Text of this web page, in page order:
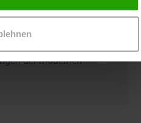
Leitung der
Stationsleitung.
der modernen